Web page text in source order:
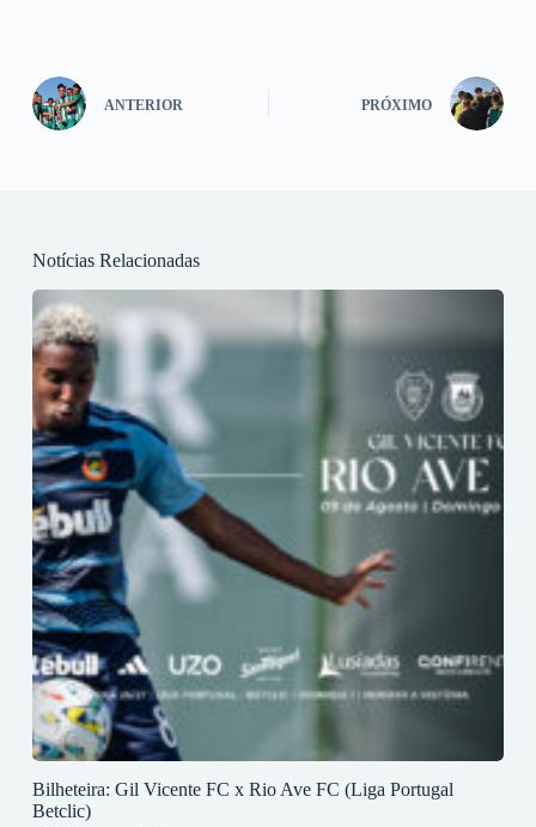
ANTERIOR PRÓXIMO
Notícias Relacionadas
Bilheteira: Gil Vicente FC x Rio Ave FC (Liga Portugal
Betclic)